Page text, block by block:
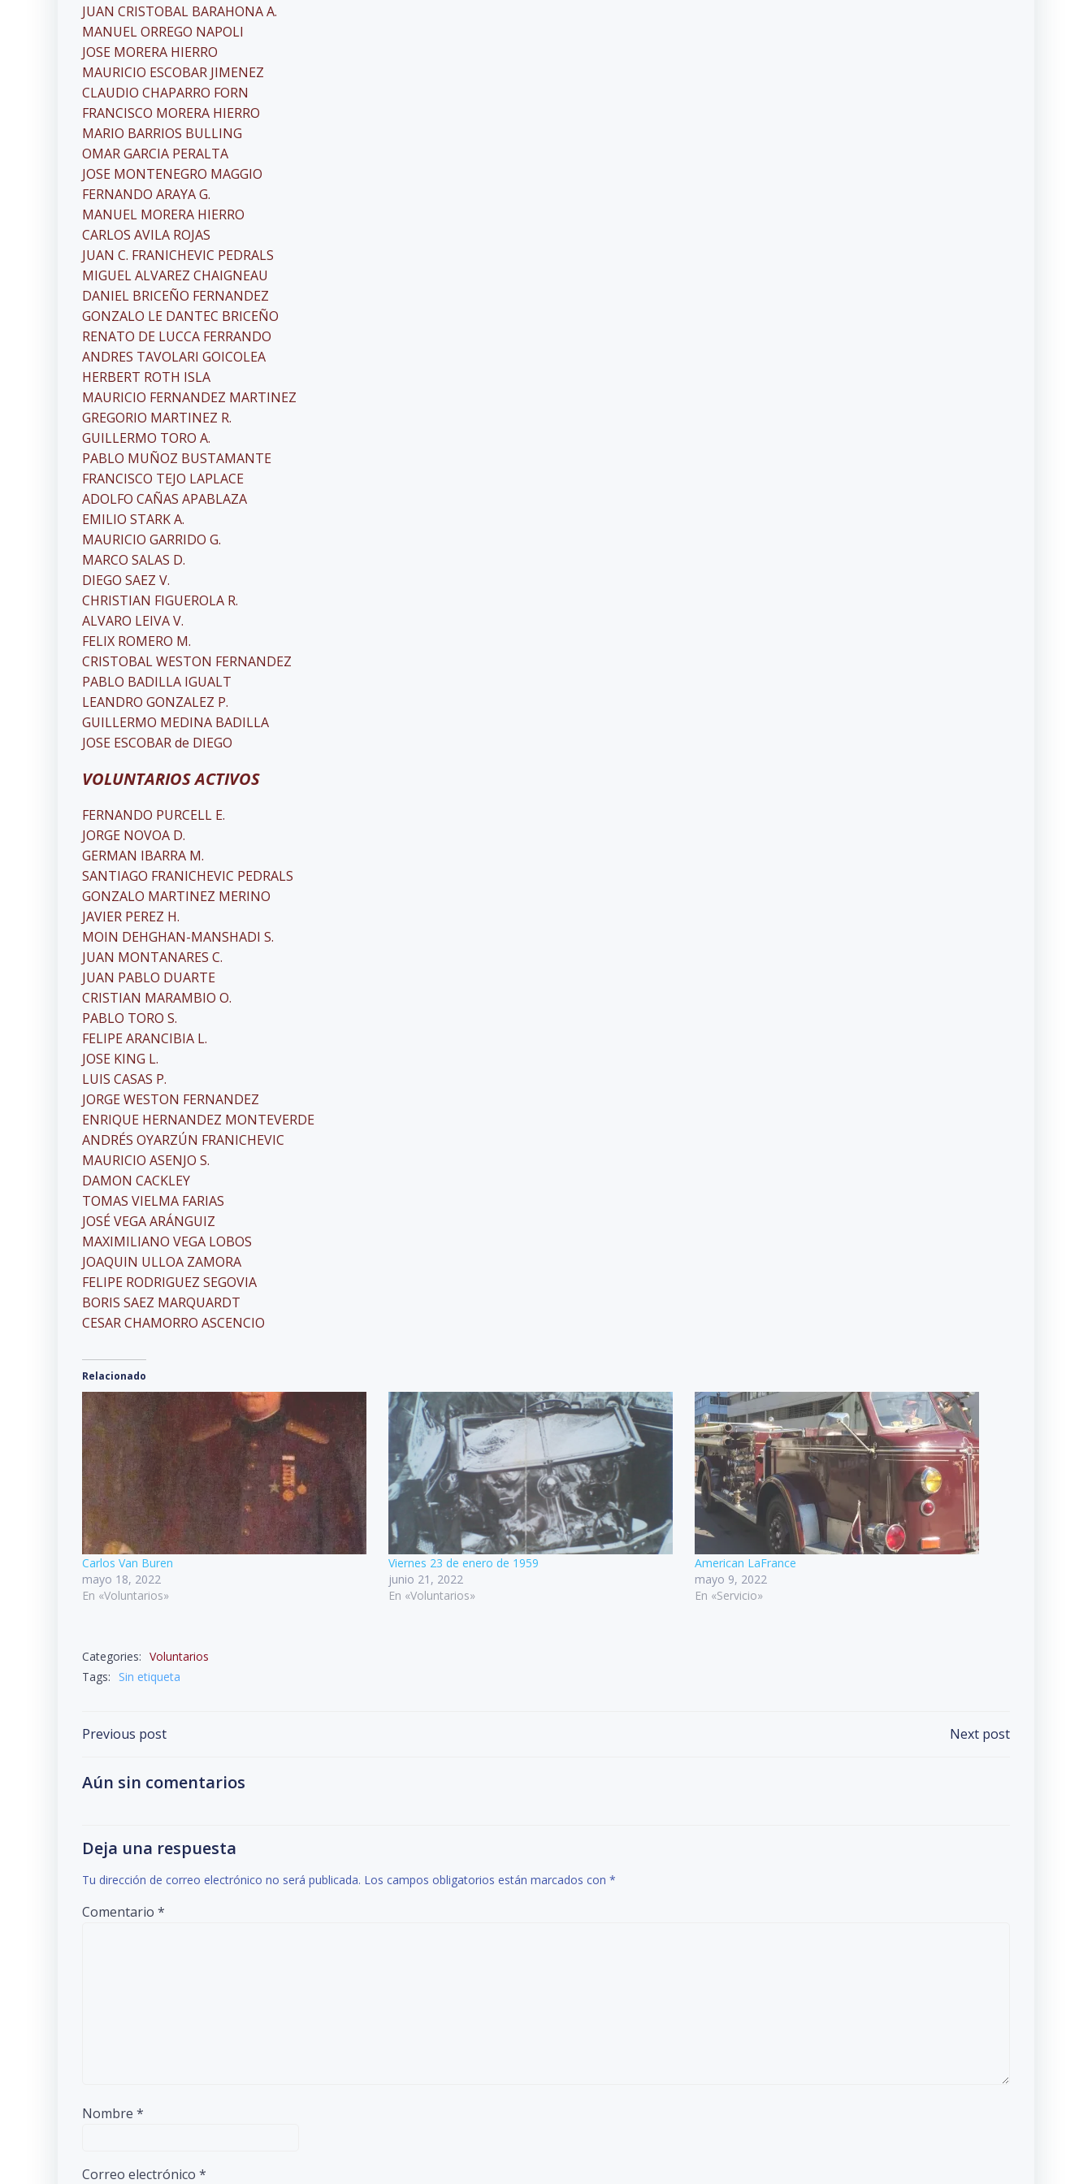
JUAN CRISTOBAL BARAHONA A.
MANUEL ORREGO NAPOLI
JOSE MORERA HIERRO
MAURICIO ESCOBAR JIMENEZ
CLAUDIO CHAPARRO FORN
FRANCISCO MORERA HIERRO
MARIO BARRIOS BULLING
OMAR GARCIA PERALTA
JOSE MONTENEGRO MAGGIO
FERNANDO ARAYA G.
MANUEL MORERA HIERRO
CARLOS AVILA ROJAS
JUAN C. FRANICHEVIC PEDRALS
MIGUEL ALVAREZ CHAIGNEAU
DANIEL BRICEÑO FERNANDEZ
GONZALO LE DANTEC BRICEÑO
RENATO DE LUCCA FERRANDO
ANDRES TAVOLARI GOICOLEA
HERBERT ROTH ISLA
MAURICIO FERNANDEZ MARTINEZ
GREGORIO MARTINEZ R.
GUILLERMO TORO A.
PABLO MUÑOZ BUSTAMANTE
FRANCISCO TEJO LAPLACE
ADOLFO CAÑAS APABLAZA
EMILIO STARK A.
MAURICIO GARRIDO G.
MARCO SALAS D.
DIEGO SAEZ V.
CHRISTIAN FIGUEROLA R.
ALVARO LEIVA V.
FELIX ROMERO M.
CRISTOBAL WESTON FERNANDEZ
PABLO BADILLA IGUALT
LEANDRO GONZALEZ P.
GUILLERMO MEDINA BADILLA
JOSE ESCOBAR de DIEGO
VOLUNTARIOSACTIVOS
FERNANDO PURCELL E.
JORGE NOVOA D.
GERMAN IBARRA M.
SANTIAGO FRANICHEVIC PEDRALS
GONZALO MARTINEZ MERINO
JAVIER PEREZ H.
MOIN DEHGHAN-MANSHADI S.
JUAN MONTANARES C.
JUAN PABLO DUARTE
CRISTIAN MARAMBIO O.
PABLO TORO S.
FELIPE ARANCIBIA L.
JOSE KING L.
LUIS CASAS P.
JORGE WESTON FERNANDEZ
ENRIQUE HERNANDEZ MONTEVERDE
ANDRÉS OYARZÚN FRANICHEVIC
MAURICIO ASENJO S.
DAMON CACKLEY
TOMAS VIELMA FARIAS
JOSÉ VEGA ARÁNGUIZ
MAXIMILIANO VEGA LOBOS
JOAQUIN ULLOA ZAMORA
FELIPE RODRIGUEZ SEGOVIA
BORIS SAEZ MARQUARDT
CESAR CHAMORRO ASCENCIO
Relacionado
Carlos Van Buren
mayo 18, 2022
En «Voluntarios»
Viernes 23 de enero de 1959
junio 21, 2022
En «Voluntarios»
American LaFrance
mayo 9, 2022
En «Servicio»
Categories: Voluntarios
Tags:
Sin etiqueta
Navegación
por
entradas
Previous post Next post
Aún sin comentarios
Deja una respuesta
Tu dirección de correo electrónico no será publicada. Los campos obligatorios están marcados con *
Comentario *
Nombre *
Correo electrónico *